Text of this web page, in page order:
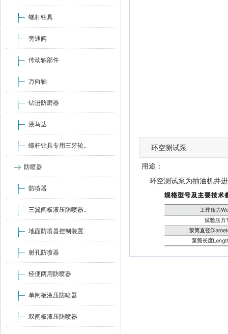
螺杆钻具
旁通阀
传动轴部件
万向轴
钻进防磨器
液马达
螺杆钻具专用三牙轮..
防喷器
防喷器
三翼闸板液压防喷器..
地面防喷器控制装置..
射孔防喷器
轻便两用防喷器
单闸板液压防喷器
双闸板液压防喷器
环空测试泵
用途：
环空测试泵为抽油机井进